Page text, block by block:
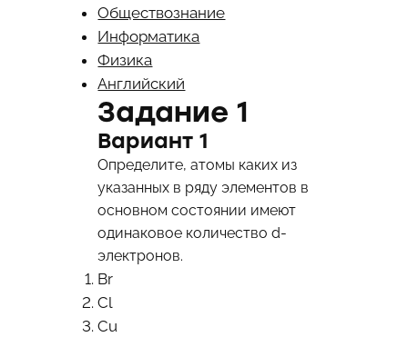
Обществознание
Информатика
Физика
Английский
Задание 1
Вариант 1
Определите, атомы каких из
указанных в ряду элементов в
основном состоянии имеют
одинаковое количество d-
электронов.
Br
Cl
Cu